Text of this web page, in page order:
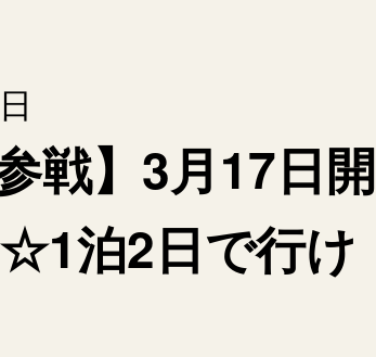
戦】3月17日開
泊2日で行け